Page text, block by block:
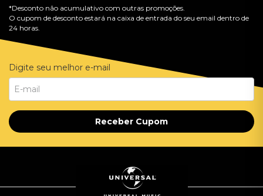
*Desconto não acumulativo com outras promoções.
O cupom de desconto estará na caixa de entrada do seu email dentro de
24 horas.
Digite seu melhor e-mail
Receber Cupom